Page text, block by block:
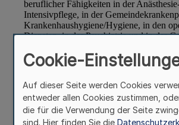
Cookie-
Auf dieser Seite werden Cookies
entweder allen Cookies zustimmen,
die für die Verwendung der Seite
sind. Hier finden Sie die